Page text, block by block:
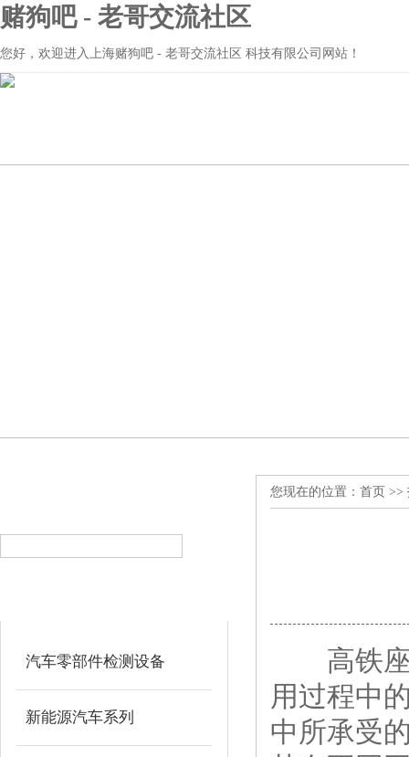
赌狗吧 - 老哥交流社区
您好，欢迎进入上海赌狗吧 - 老哥交流社区 科技有限公司网站！
汽车零部件检测设备
新能源汽车系列
您现在的位置： 首页 >>
高铁座
用过程中
中所承受